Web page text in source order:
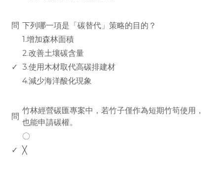
問 下列哪一項是「碳替代」策略的目的？
1.增加森林面積
2.改善土壤碳含量
✓ 3.使用木材取代高碳排建材
4.減少海洋酸化現象
問
竹林經營碳匯專案中，若竹子僅作為短期竹筍使用，
也能申請碳權。
〇
✓ ╳